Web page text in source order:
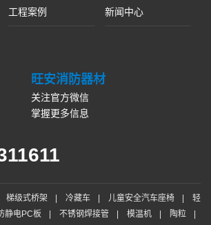
工程案例 新闻中心
旺安消防器材
关注官方微信
掌握更多信息
梯级式桥架 | 冷藏车 | 儿童安全汽车座椅 |
轻
静电PC板 | 不锈钢焊接管 | 模温机 | 陶粒
|